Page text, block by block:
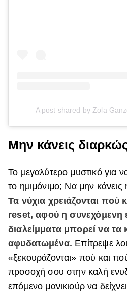
A post shared by Zola
Μην κάνεις
Το μεγαλύτερο μυστικό για
το ημιμόνιμο; Να μην κάνεις
Τα νύχια χρειάζονται πού
reset, αφού η συνεχόμενη
διαλείμματα μπορεί να τα
αφυδατωμένα. Επίτρεψε
«ξεκουράζονται» πού και
προσοχή σου στην καλή
επόμενο μανικιούρ να